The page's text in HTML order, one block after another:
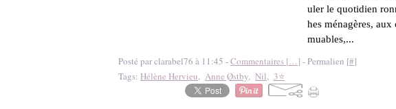
uler le quotidien
hes ménagères,
muables,...
Posté par clarabel76 à 11:45 -Commentaires […] - Permalien [#]
Tags: Hélène Hervieu, Anne Østby, Nil, 3⭐